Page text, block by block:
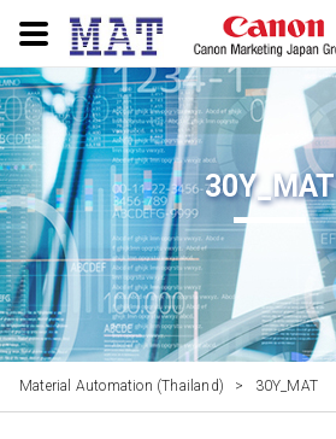
30Y_MAT
Material Automation (Thailand) > 30Y_MAT